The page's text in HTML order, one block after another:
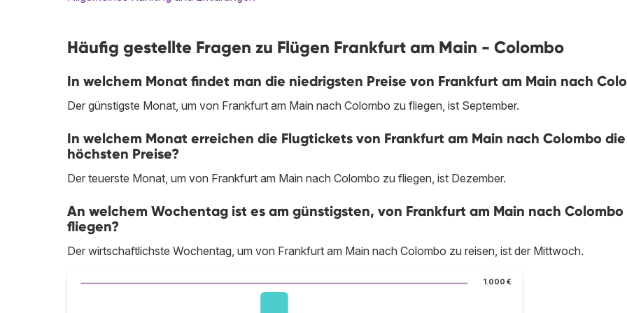
Häufig gestellte Fragen zu Flügen Frankfurt am Main - Colombo
In welchem Monat findet man die niedrigsten Preise von Frankfurt am Main nach
Der günstigste Monat, um von Frankfurt am Main nach Colombo zu fliegen, ist September.
In welchem Monat erreichen die Flugtickets von Frankfurt am Main nach Colombo die
höchsten Preise?
Der teuerste Monat, um von Frankfurt am Main nach Colombo zu fliegen, ist Dezember.
An welchem Wochentag ist es am günstigsten, von Frankfurt am Main nach Colombo
fliegen?
Der wirtschaftlichste Wochentag, um von Frankfurt am Main nach Colombo zu reisen, ist der Mittwoch.
1.000 €